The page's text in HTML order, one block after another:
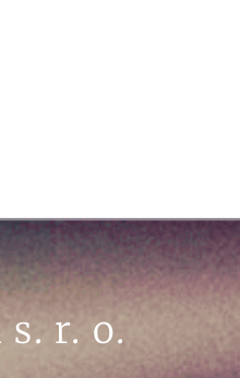
r. o.